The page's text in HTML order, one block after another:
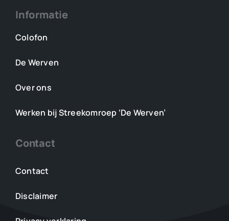
Informatie
Colofon
De Werven
Over ons
Werken bij Streekomroep ‘De Werven’
Contact
Contact
Disclaimer